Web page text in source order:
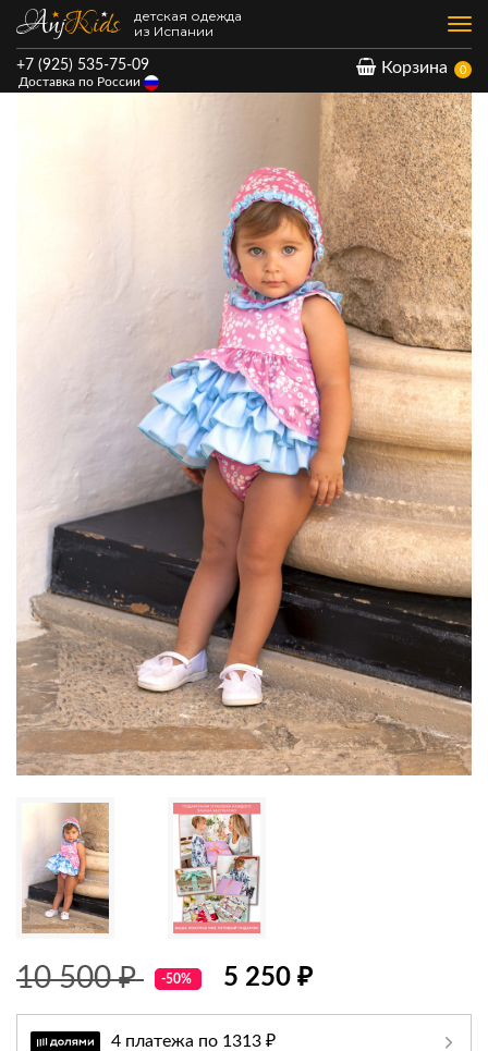
детская одежда
из Испании
Корзина 0
+7 (925) 535-75-09
Доставка по России
10 500 ₽ -50% 5 250 ₽
4 платежа по 1313 ₽